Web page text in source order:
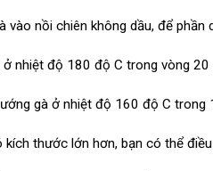
vào nồi chiên không dầu, để phần
ở nhiệt độ 180 độ C trong vòng 20
gà ở nhiệt độ 160 độ C trong
kích thước lớn hơn, bạn có thể